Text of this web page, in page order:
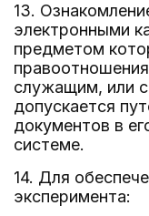
13.
электронными
предметом
служащим, или
допускается
документов в
системе.
14. Для
эксперимента: